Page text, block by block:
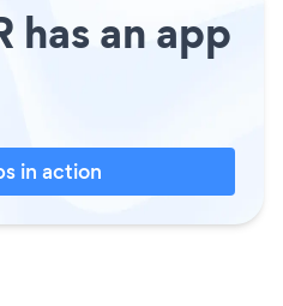
has an app
in action